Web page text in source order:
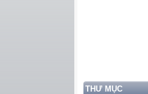
THƯ MỤC